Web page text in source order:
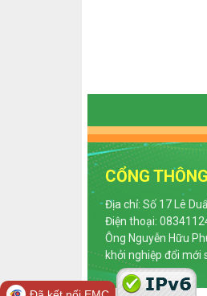
CỔNG
Địa chỉ: Số 17 Lê
Điện thoại:
Ông Nguyễn Hữu
khởi nghiệp đổi mới